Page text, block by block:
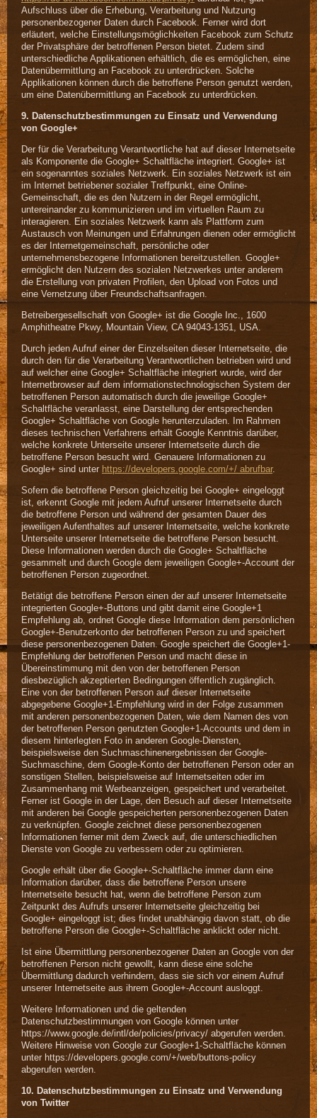
Aufschluss über die Erhebung, Verarbeitung und Nutzung
personenbezogener Daten durch Facebook. Ferner wird dort
erläutert, welche Einstellungsmöglichkeiten Facebook zum Schutz
der Privatsphäre der betroffenen Person bietet. Zudem sind
unterschiedliche Applikationen erhältlich, die es ermöglichen, eine
Datenübermittlung an Facebook zu unterdrücken. Solche
Applikationen können durch die betroffene Person genutzt werden,
um eine Datenübermittlung an Facebook zu unterdrücken.
9. Datenschutzbestimmungen zu Einsatz und Verwendung
von Google+
Der für die Verarbeitung Verantwortliche hat auf dieser Internetseite
als Komponente die Google+ Schaltfläche integriert. Google+ ist
ein sogenanntes soziales Netzwerk. Ein soziales Netzwerk ist ein
im Internet betriebener sozialer Treffpunkt, eine Online-
Gemeinschaft, die es den Nutzern in der Regel ermöglicht,
untereinander zu kommunizieren und im virtuellen Raum zu
interagieren. Ein soziales Netzwerk kann als Plattform zum
Austausch von Meinungen und Erfahrungen dienen oder ermöglicht
es der Internetgemeinschaft, persönliche oder
unternehmensbezogene Informationen bereitzustellen. Google+
ermöglicht den Nutzern des sozialen Netzwerkes unter anderem
die Erstellung von privaten Profilen, den Upload von Fotos und
eine Vernetzung über Freundschaftsanfragen.
Betreibergesellschaft von Google+ ist die Google Inc., 1600
Amphitheatre Pkwy, Mountain View, CA 94043-1351, USA.
Durch jeden Aufruf einer der Einzelseiten dieser Internetseite, die
durch den für die Verarbeitung Verantwortlichen betrieben wird und
auf welcher eine Google+ Schaltfläche integriert wurde, wird der
Internetbrowser auf dem informationstechnologischen System der
betroffenen Person automatisch durch die jeweilige Google+
Schaltfläche veranlasst, eine Darstellung der entsprechenden
Google+ Schaltfläche von Google herunterzuladen. Im Rahmen
dieses technischen Verfahrens erhält Google Kenntnis darüber,
welche konkrete Unterseite unserer Internetseite durch die
betroffene Person besucht wird. Genauere Informationen zu
Google+ sind unter https://developers.google.com/+/ abrufbar.
Sofern die betroffene Person gleichzeitig bei Google+ eingeloggt
ist, erkennt Google mit jedem Aufruf unserer Internetseite durch
die betroffene Person und während der gesamten Dauer des
jeweiligen Aufenthaltes auf unserer Internetseite, welche konkrete
Unterseite unserer Internetseite die betroffene Person besucht.
Diese Informationen werden durch die Google+ Schaltfläche
gesammelt und durch Google dem jeweiligen Google+-Account der
betroffenen Person zugeordnet.
Betätigt die betroffene Person einen der auf unserer Internetseite
integrierten Google+-Buttons und gibt damit eine Google+1
Empfehlung ab, ordnet Google diese Information dem persönlichen
Google+-Benutzerkonto der betroffenen Person zu und speichert
diese personenbezogenen Daten. Google speichert die Google+1-
Empfehlung der betroffenen Person und macht diese in
Übereinstimmung mit den von der betroffenen Person
diesbezüglich akzeptierten Bedingungen öffentlich zugänglich.
Eine von der betroffenen Person auf dieser Internetseite
abgegebene Google+1-Empfehlung wird in der Folge zusammen
mit anderen personenbezogenen Daten, wie dem Namen des von
der betroffenen Person genutzten Google+1-Accounts und dem in
diesem hinterlegten Foto in anderen Google-Diensten,
beispielsweise den Suchmaschinenergebnissen der Google-
Suchmaschine, dem Google-Konto der betroffenen Person oder an
sonstigen Stellen, beispielsweise auf Internetseiten oder im
Zusammenhang mit Werbeanzeigen, gespeichert und verarbeitet.
Ferner ist Google in der Lage, den Besuch auf dieser Internetseite
mit anderen bei Google gespeicherten personenbezogenen Daten
zu verknüpfen. Google zeichnet diese personenbezogenen
Informationen ferner mit dem Zweck auf, die unterschiedlichen
Dienste von Google zu verbessern oder zu optimieren.
Google erhält über die Google+-Schaltfläche immer dann eine
Information darüber, dass die betroffene Person unsere
Internetseite besucht hat, wenn die betroffene Person zum
Zeitpunkt des Aufrufs unserer Internetseite gleichzeitig bei
Google+ eingeloggt ist; dies findet unabhängig davon statt, ob die
betroffene Person die Google+-Schaltfläche anklickt oder nicht.
Ist eine Übermittlung personenbezogener Daten an Google von der
betroffenen Person nicht gewollt, kann diese eine solche
Übermittlung dadurch verhindern, dass sie sich vor einem Aufruf
unserer Internetseite aus ihrem Google+-Account ausloggt.
Weitere Informationen und die geltenden
Datenschutzbestimmungen von Google können unter
https://www.google.de/intl/de/policies/privacy/ abgerufen werden.
Weitere Hinweise von Google zur Google+1-Schaltfläche können
unter https://developers.google.com/+/web/buttons-policy
abgerufen werden.
10. Datenschutzbestimmungen zu Einsatz und Verwendung
von Twitter